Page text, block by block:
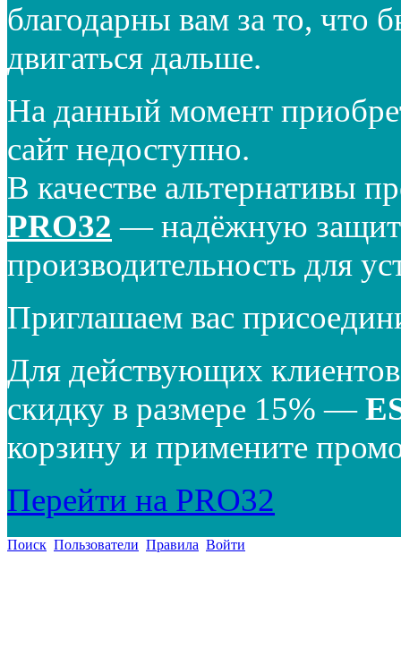
благодарны вам за то, что
двигаться дальше.
На данный момент
сайт недоступно.
В качестве альтернативы
PRO32 — надёжную
производительность для
Приглашаем вас
Для действующих
скидку в размере 15% —
корзину и примените
Перейти на PRO32
Поиск Пользователи Правила Войти